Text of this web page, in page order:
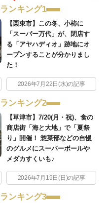
ランキング1
【栗東市】この冬、小柿に
「スーパー万代」が、閉店す
る「アヤハディオ」跡地にオ
ープンすることが分かりまし
た！
2026年7月22日(水)の記事
ランキング2
【草津市】7/20(月・祝)、食の
商店街「海と大地」で「夏祭
り」開催！ 惣菜部などの自慢
のグルメにスーパーボールや
メダカすくいも♪
2026年7月19日(日)の記事
ランキング3